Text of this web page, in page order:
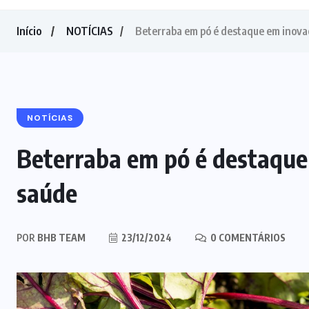
Início NOTÍCIAS Beterraba em pó é destaque em
NOTÍCIAS
Beterraba em pó é
saúde
POR BHB TEAM 23/12/2024 0 COMENTÁRIOS